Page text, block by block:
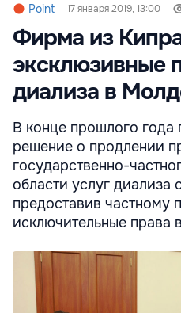
Point 17 января 2019, 13:00
Фирма из
эксклюзивные
диализа в
В конце прошлого года
решение о продлении
государственно-
области услуг диализа
предоставив частному
исключительные права